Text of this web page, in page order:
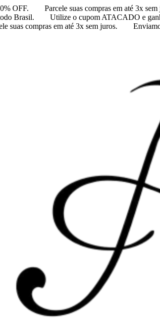
OFF. Parcele suas compras em até 3x sem
Brasil. Utilize o cupom ATACADO e
suas compras em até 3x sem juros.